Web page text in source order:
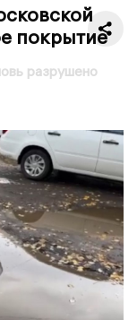
покрытие
разрушено